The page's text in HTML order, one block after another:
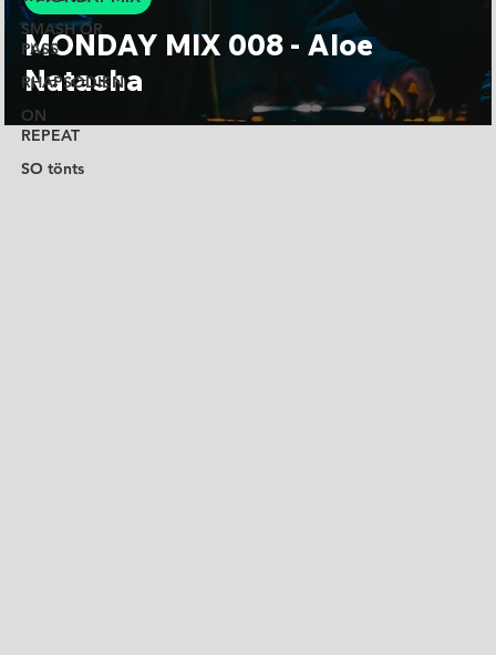
SMASH OR
PASS
RHAPSODIEN
ON
REPEAT
SO tönts
MONDAY MIX 008 - Aloe
Natasha